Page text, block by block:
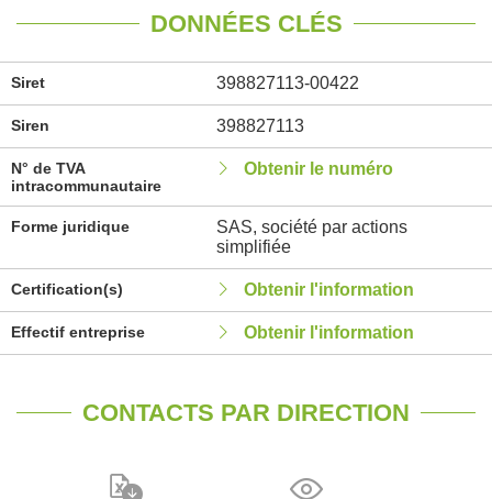
DONNÉES CLÉS
Siret 398827113-00422
Siren 398827113
N° de TVA
intracommunautaire
Obtenir le numéro
Forme juridique
SAS, société par actions
simplifiée
Certification(s) Obtenir l'information
Effectif entreprise Obtenir l'information
CONTACTS PAR DIRECTION